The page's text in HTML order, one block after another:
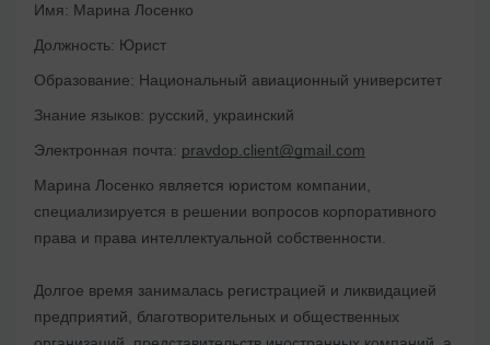
Имя: Марина Лосенко
Должность: Юрист
Образование: Национальный авиационный университет
Знание языков: русский, украинский
Электронная почта: pravdop.client@gmail.com
Марина Лосенко является юристом компании,
специализируется в решении вопросов корпоративного
права и права интеллектуальной собственности.
Долгое время занималась регистрацией и ликвидацией
предприятий, благотворительных и общественных